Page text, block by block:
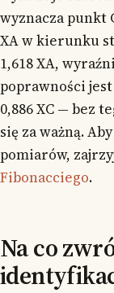
wyznacza punkt
XA w kierunku
1,618 XA,
poprawności
0,886 XC — bez
się za ważną.
pomiarów,
Fibonacciego.
Na co